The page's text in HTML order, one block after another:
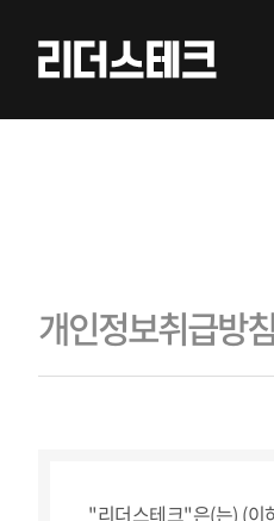
개인정보취급방침
"리더스테크"은(는) (이